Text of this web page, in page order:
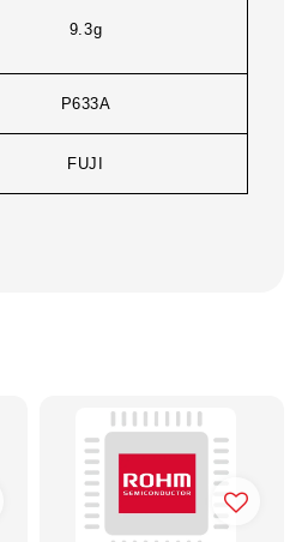
9.3g
P633A
FUJI